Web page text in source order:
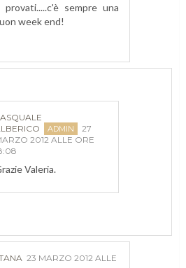
sempre una
week end!
27
2012 ALLE ORE
Valeria.
23 MARZO 2012 ALLE